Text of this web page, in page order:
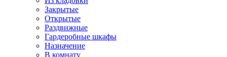
Закрытые
Открытые
Раздвижные
Гардеробные шкафы
Назначение
В комнату